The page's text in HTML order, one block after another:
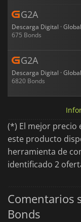
G2A
Descarga Digital · Global
675 Bonds
G2A
Descarga Digital · Global
6820 Bonds
(*) El mejor precio
este producto
herramienta de
identificado 2
Comentarios
Bonds